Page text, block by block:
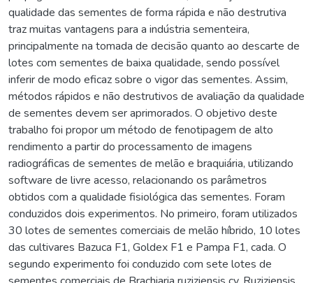
qualidade das sementes de forma rápida e não destrutiva
traz muitas vantagens para a indústria sementeira,
principalmente na tomada de decisão quanto ao descarte de
lotes com sementes de baixa qualidade, sendo possível
inferir de modo eficaz sobre o vigor das sementes. Assim,
métodos rápidos e não destrutivos de avaliação da qualidade
de sementes devem ser aprimorados. O objetivo deste
trabalho foi propor um método de fenotipagem de alto
rendimento a partir do processamento de imagens
radiográficas de sementes de melão e braquiária, utilizando
software de livre acesso, relacionando os parâmetros
obtidos com a qualidade fisiológica das sementes. Foram
conduzidos dois experimentos. No primeiro, foram utilizados
30 lotes de sementes comerciais de melão híbrido, 10 lotes
das cultivares Bazuca F1, Goldex F1 e Pampa F1, cada. O
segundo experimento foi conduzido com sete lotes de